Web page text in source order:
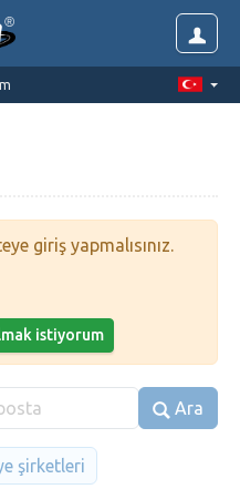
giriş yapmalısınız.
istiyorum
Ara
şirketleri